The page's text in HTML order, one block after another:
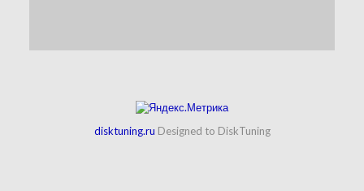
disktuning.ru Designed to DiskTuning